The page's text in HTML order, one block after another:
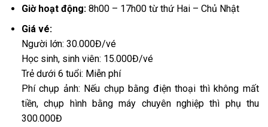
Giờ hoạt động:8h00 – 17h00 từ thứ Hai – Chủ Nhật
Giá vé:
Người lớn: 30.000Đ/vé
Học sinh, sinh viên: 15.000Đ/vé
Trẻ dưới 6 tuổi: Miễn phí
Phí chụp ảnh: Nếu chụp bằng điện thoại thì không mất
tiền, chụp hình bằng máy chuyên nghiệp thì phụ thu
300.000Đ